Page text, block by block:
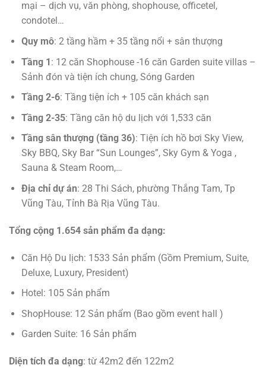
mại – dịch vụ, văn phòng, shophouse, officetel,
condotel…
Quy mô: 2 tầng hầm + 35 tầng nổi + sân thượng
Tầng 1: 12 căn Shophouse -16 căn Garden suite villas –
Sảnh đón và tiện ích chung, Sóng Garden
Tầng 2-6: Tầng tiện ích + 105 căn khách sạn
Tầng 2-35: Tầng căn hộ du lịch với 1,533 căn
Tầng sân thượng (tầng 36): Tiện ích hồ bơi Sky View,
Sky BBQ, Sky Bar “Sun Lounges”, Sky Gym & Yoga ,
Sauna & Steam Room,…
Địa chỉ dự án: 28 Thi Sách, phường Thắng Tam, Tp
Vũng Tàu, Tỉnh Bà Rịa Vũng Tàu.
Tổng cộng 1.654 sản phẩm đa dạng:
Căn Hộ Du lịch: 1533 Sản phẩm (Gồm Premium, Suite,
Deluxe, Luxury, President)
Hotel: 105 Sản phẩm
ShopHouse: 12 Sản phẩm (Bao gồm event hall )
Garden Suite: 16 Sản phẩm
Diện tích đa dạng: từ 42m2 đến 122m2